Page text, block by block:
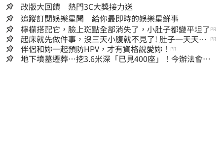
改版大回饋 熱門3C大獎接力送
追蹤訂閱娛樂星聞 給你最即時的娛樂星鮮事
檸檬搭配它，臉上斑點全部消失了，小肚子都變平坦了 PR
起床就先做件事，沒三天小腹就不見了! 肚子一天天變
小！
PR
伴侶和妳一起預防HPV，才有資格說愛妳！ PR
地下墳墓遷葬…挖3.6米深「已見400座」！今辦法會安